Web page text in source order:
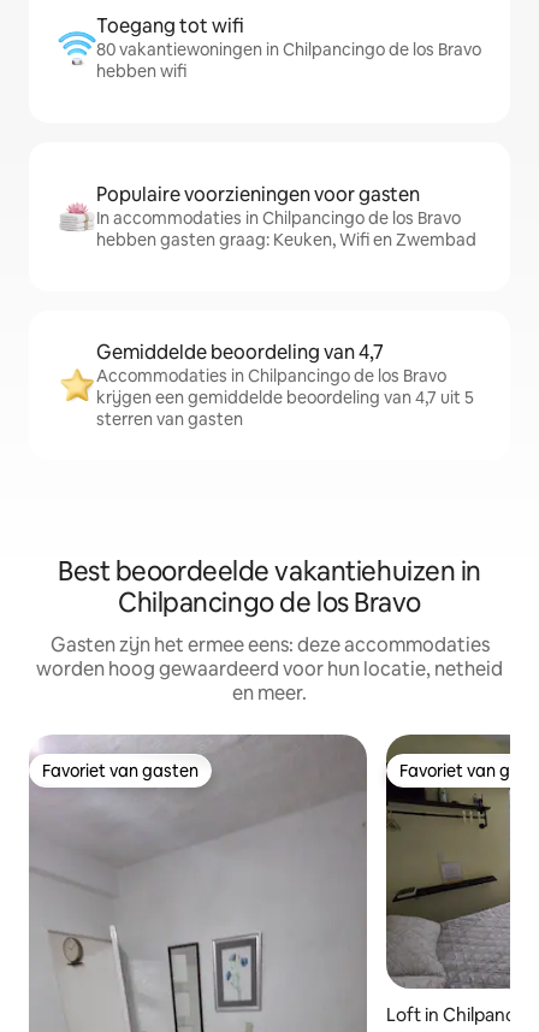
Toegang tot wifi
80 vakantiewoningen in Chilpancingo de los Bravo
hebben wifi
Populaire voorzieningen voor gasten
In accommodaties in Chilpancingo de los Bravo
hebben gasten graag: Keuken, Wifi en Zwembad
Gemiddelde beoordeling van 4,7
Accommodaties in Chilpancingo de los Bravo
krijgen een gemiddelde beoordeling van 4,7 uit 5
sterren van gasten
Best beoordeelde vakantiehuizen in
Chilpancingo de los Bravo
Gasten zijn het ermee eens: deze accommodaties
worden hoog gewaardeerd voor hun locatie, netheid
en meer.
Favoriet van gasten
Favoriet van gasten Favoriet van
Favoriet van
Loft in